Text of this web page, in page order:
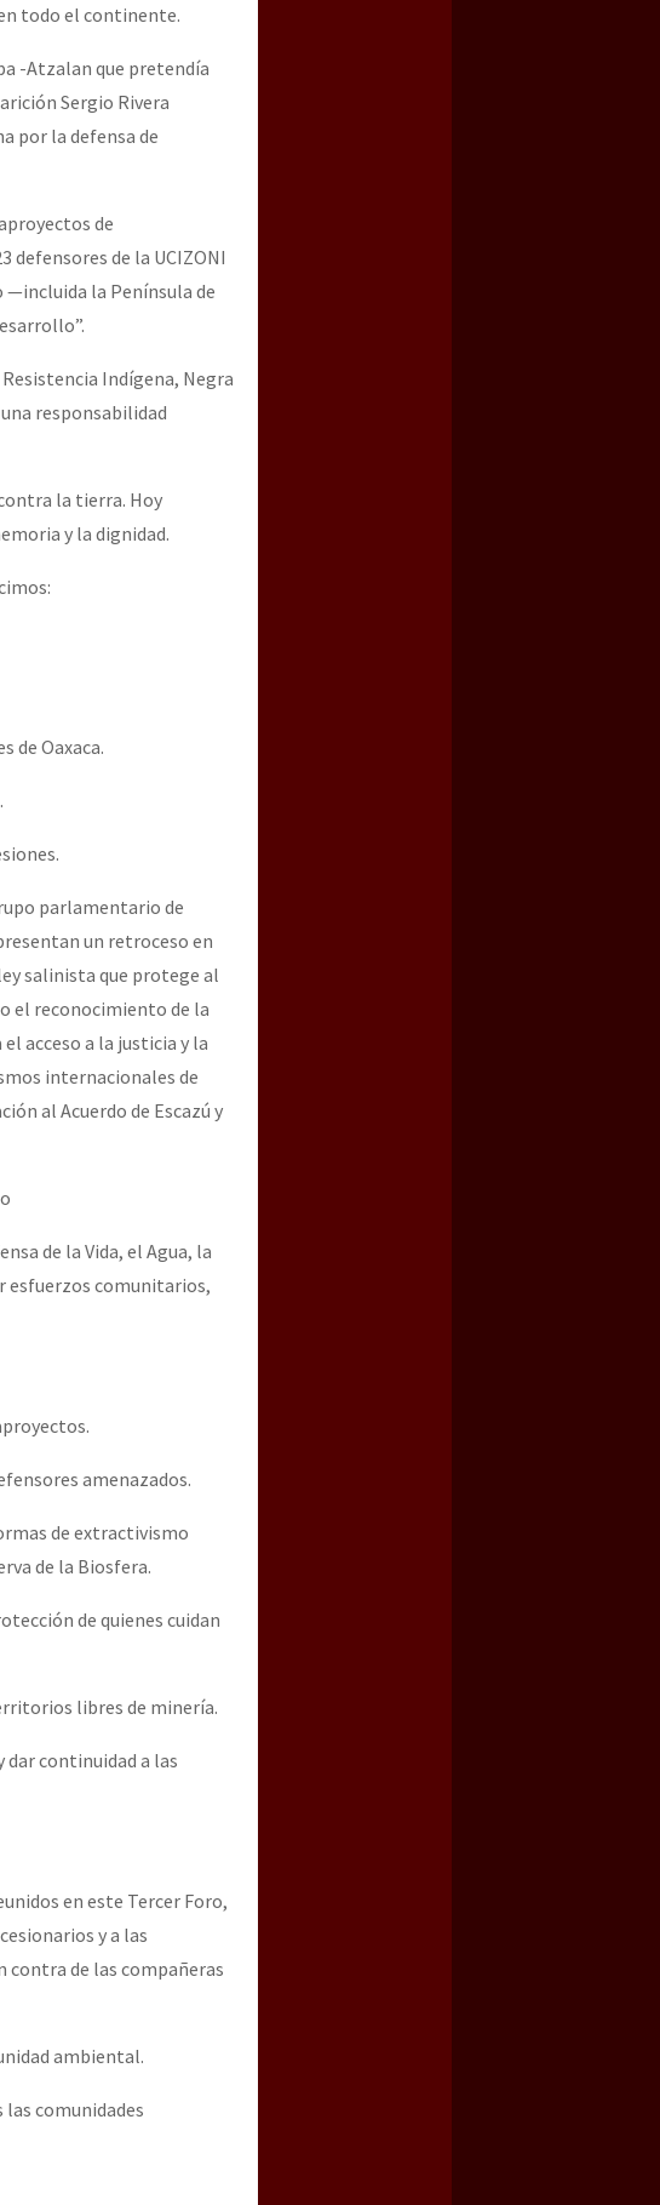
todo el continente.
-Atzalan que pretendía
Sergio Rivera
por la defensa de
de
defensores de la UCIZONI
la Península de
Indígena, Negra
responsabilidad
la tierra. Hoy
y la dignidad.
de Oaxaca.
parlamentario de
un retroceso en
salinista que protege al
el reconocimiento de la
acceso a la justicia y la
internacionales de
al Acuerdo de Escazú y
de la Vida, el Agua, la
esfuerzos comunitarios,
amenazados.
de extractivismo
de la Biosfera.
de quienes cuidan
libres de minería.
dar continuidad a las
en este Tercer Foro,
y a las
de las compañeras
ambiental.
comunidades